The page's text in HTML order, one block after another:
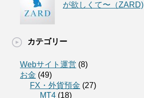
が欲しくて〜（ZARD)
カテゴリー
Webサイト運営 (8)
お金 (49)
FX・外貨預金 (27)
MT4 (18)